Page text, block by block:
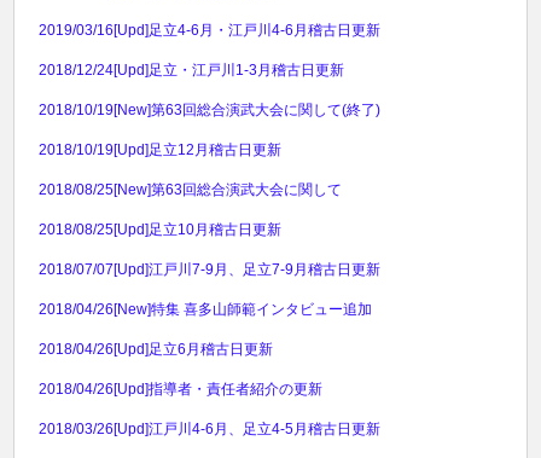
2019/03/16 [Upd]足立4-6月・江戸川4-6月稽古日更新
2018/12/24[Upd]足立・江戸川1-3月稽古日更新
2018/10/19[New]第63回総合演武大会に関して(終了)
2018/10/19[Upd]足立12月稽古日更新
2018/08/25[New]第63回総合演武大会に関して
2018/08/25[Upd]足立10月稽古日更新
2018/07/07 [Upd]江戸川7-9月、足立7-9月稽古日更新
2018/04/26 [New]特集 喜多山師範インタビュー追加
2018/04/26 [Upd]足立6月稽古日更新
2018/04/26 [Upd]指導者・責任者紹介の更新
2018/03/26 [Upd]江戸川4-6月、足立4-5月稽古日更新